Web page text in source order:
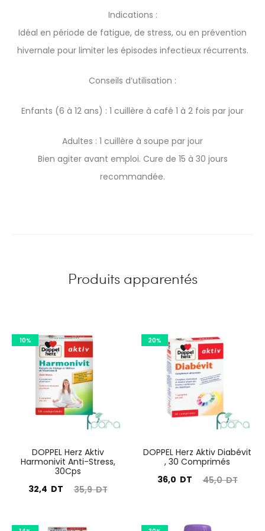
Indications :
Idéal en période de fatigue, de stress, ou en prévention
hivernale pour limiter les épisodes infectieux récurrents.
Conseils d’utilisation :
Enfants (6 à 12 ans) : 1 cuillère à café 1 à 2 fois par jour
Adultes : 1 cuillère à soupe par jour
Bien agiter avant emploi. Cure de 15 à 30 jours
recommandée.
Produits apparentés
10%
DOPPEL Herz Aktiv
Harmonivit Anti-Stress,
30Cps
35,9DT
Le
initial
32,4 DT
actuel
20%
DOPPEL Herz Aktiv Diabévit
, 30 Comprimés
45,0DT
Le
36,0 DT